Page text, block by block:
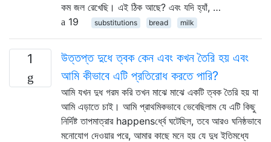
কম জল রেখেছি। এই ঠিক আছে? এবং যদি হ্যাঁ, …
19
substitutions bread milk
1
উত্তপ্ত দুধে ত্বক কেন এবং কখন তৈরি হয় এবং
আমি কীভাবে এটি প্রতিরোধ করতে পারি?
আমি যখন দুধ গরম করি তখন মাঝে মাঝে একটি ত্বক তৈরি হয় যা
আমি এড়াতে চাই। আমি প্রাথমিকভাবে ভেবেছিলাম যে এটি কিছু
নির্দিষ্ট তাপমাত্রার happensর্ধ্বে ঘটেছিল, তবে আরও ঘনিষ্ঠভাবে
মনোযোগ দেওয়ার পরে, আমার কাছে মনে হয় যে দুধ ইতিমধ্যে